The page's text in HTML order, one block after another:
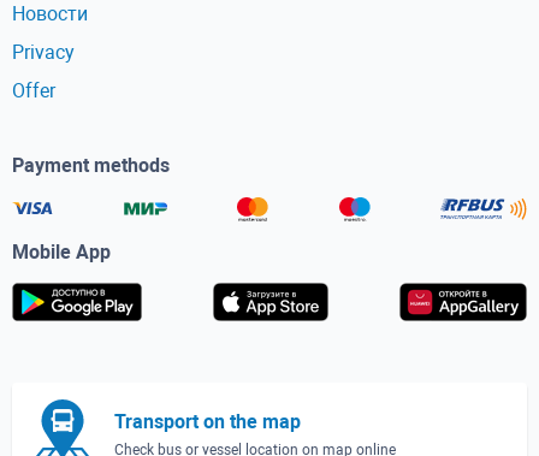
Новости
Privacy
Offer
Payment methods
Mobile App
Transport on the map
Check bus or vessel location on map online